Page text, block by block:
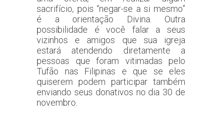
sacrifício, pois “negar-se a si mesmo”
é a orientação Divina. Outra
possibilidade é você falar a seus
vizinhos e amigos que sua igreja
estará atendendo diretamente a
pessoas que foram vitimadas pelo
Tufão nas Filipinas e que se eles
quiserem podem participar também
enviando seus donativos no dia 30 de
novembro.